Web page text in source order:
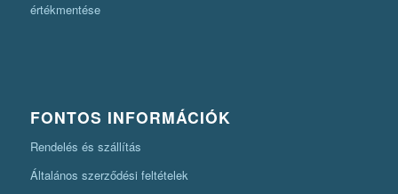
értékmentése
FONTOS INFORMÁCIÓK
Rendelés és szállítás
Általános szerződési feltételek